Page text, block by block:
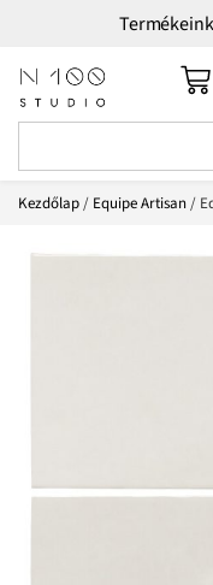
Kezdőlap/ Equipe Artisan/